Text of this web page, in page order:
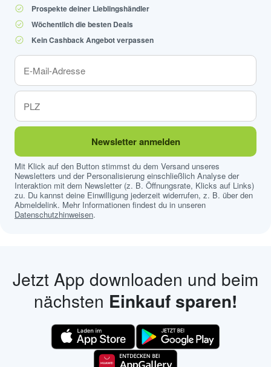
Prospekte deiner Lieblingshändler
Wöchentlich die besten Deals
Kein Cashback Angebot verpassen
Newsletter anmelden
Mit Klick auf den Button stimmst du dem Versand unseres
Newsletters und der Personalisierung einschließlich Analyse der
Interaktion mit dem Newsletter (z. B. Öffnungsrate, Klicks auf Links)
zu. Du kannst deine Einwilligung jederzeit widerrufen, z. B. über den
Abmeldelink. Mehr Informationen findest du in unseren
Datenschutzhinweisen.
Jetzt App downloaden und beim
nächsten Einkauf sparen!